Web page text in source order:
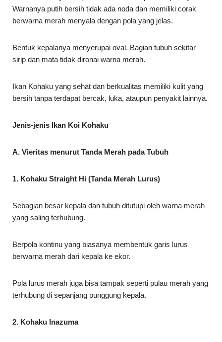
Warnanya putih bersih tidak ada noda dan memiliki corak
berwarna merah menyala dengan pola yang jelas.
Bentuk kepalanya menyerupai oval. Bagian tubuh sekitar
sirip dan mata tidak dironai warna merah.
Ikan Kohaku yang sehat dan berkualitas memiliki kulit yang
bersih tanpa terdapat bercak, luka, ataupun penyakit lainnya.
Jenis-jenis Ikan Koi Kohaku
A. Vieritas menurut Tanda Merah pada Tubuh
1. Kohaku Straight Hi (Tanda Merah Lurus)
Sebagian besar kepala dan tubuh ditutupi oleh warna merah
yang saling terhubung.
Berpola kontinu yang biasanya membentuk garis lurus
berwarna merah dari kepala ke ekor.
Pola lurus merah juga bisa tampak seperti pulau merah yang
terhubung di sepanjang punggung kepala.
2. Kohaku Inazuma